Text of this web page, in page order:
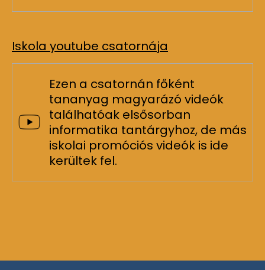
Iskola youtube csatornája
Ezen a csatornán főként
tananyag magyarázó videók
találhatóak elsősorban
informatika tantárgyhoz, de más
iskolai promóciós videók is ide
kerültek fel.